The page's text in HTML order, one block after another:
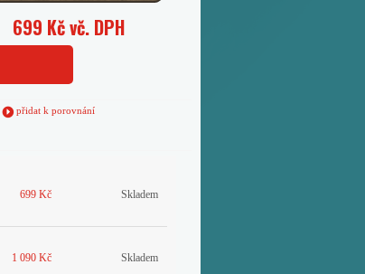
699 Kč vč. DPH
přidat k porovnání
699 Kč Skladem
1 090 Kč Skladem